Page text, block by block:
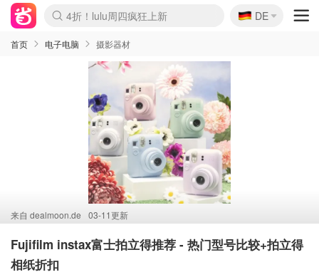
Boticinal 夏促开抢！
4折！lulu周四疯狂上新
还没结束！&OtherStories大促
Joybuy变相75折 随时失效
速领！Stanley独家85折
疑似霸哥！Camper额外叠85折
Zalando 奥莱闪促！每日更新
Moncler反季囤！5折起+叠9折
Coach Brooklyn仅€192
🇩🇪
DE
首页 电子电脑 摄影器材
来自 dealmoon.de 03-11更新
Fujifilm instax富士拍立得推荐 - 热门型号比较+拍立得
相纸折扣